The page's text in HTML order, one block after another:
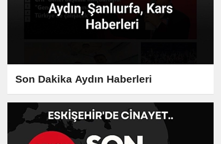
Son Dakika Aydın Haberleri